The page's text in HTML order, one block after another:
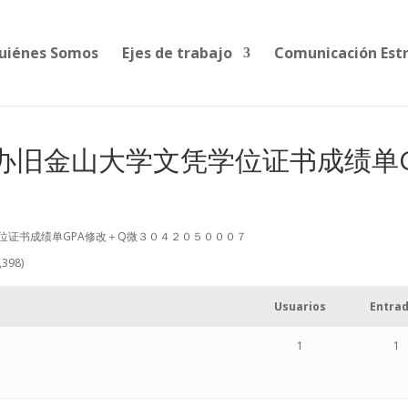
Somos Ejes de trabajo Comunicación
金山大学文凭学位证书成绩单
书成绩单GPA修改＋Q微３０４２０５０００７
Usuarios
1 1